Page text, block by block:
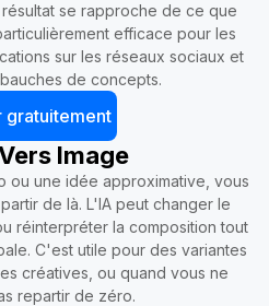
se rapproche de ce que
efficace pour les
sur les réseaux sociaux et
de concepts.
gratuitement
Image
ou une idée approximative, vous
de là. L'IA peut changer le
réinterpréter la composition tout
C'est utile pour des variantes
créatives, ou quand vous ne
repartir de zéro.